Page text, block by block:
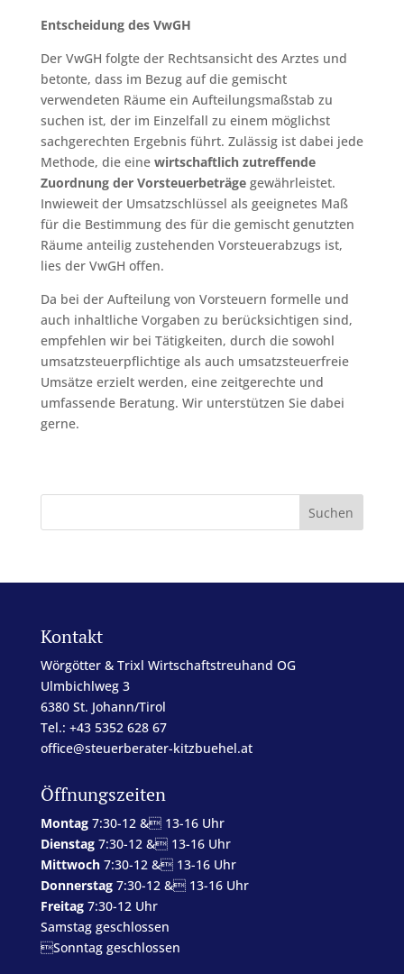
Entscheidung des VwGH
Der VwGH folgte der Rechtsansicht des Arztes und
betonte, dass im Bezug auf die gemischt
verwendeten Räume ein Aufteilungsmaßstab zu
suchen ist, der im Einzelfall zu einem möglichst
sachgerechten Ergebnis führt. Zulässig ist dabei jede
Methode, die einewirtschaftlich zutreffende
Zuordnung der Vorsteuerbeträgegewährleistet.
Inwieweit der Umsatzschlüssel als geeignetes Maß
für die Bestimmung des für die gemischt genutzten
Räume anteilig zustehenden Vorsteuerabzugs ist,
lies der VwGH offen.
Da bei der Aufteilung von Vorsteuern formelle und
auch inhaltliche Vorgaben zu berücksichtigen sind,
empfehlen wir bei Tätigkeiten, durch die sowohl
umsatzsteuerpflichtige als auch umsatzsteuerfreie
Umsätze erzielt werden, eine zeitgerechte und
umfassende Beratung. Wir unterstützen Sie dabei
gerne.
Kontakt
Wörgötter & Trixl Wirtschaftstreuhand OG
Ulmbichlweg 3
6380 St. Johann/Tirol
Tel.: +43 5352 628 67
office@steuerberater-kitzbuehel.at
Öffnungszeiten
Montag7:30-12 & 13-16 Uhr
Dienstag7:30-12 & 13-16 Uhr
Mittwoch7:30-12 & 13-16 Uhr
Donnerstag7:30-12 & 13-16 Uhr
Freitag7:30-12 Uhr
Samstag geschlossen
Sonntag geschlossen